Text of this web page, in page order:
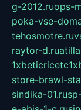
g-2012.ruops-
poka-vse-
tehosmotre.ru
raytor-d.ru
store-brawl-
sindika-01.ru